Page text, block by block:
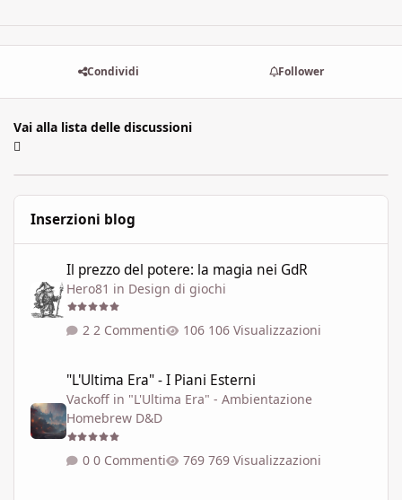
Condividi Follower
Vai alla lista delle discussioni
Inserzioni blog
Il prezzo del potere: la magia nei GdR
Hero81 in Design di giochi
2 Commenti 106 Visualizzazioni
"L'Ultima Era" - I Piani Esterni
Vackoff in "L'Ultima Era" - Ambientazione
Homebrew D&D
0 Commenti 769 Visualizzazioni